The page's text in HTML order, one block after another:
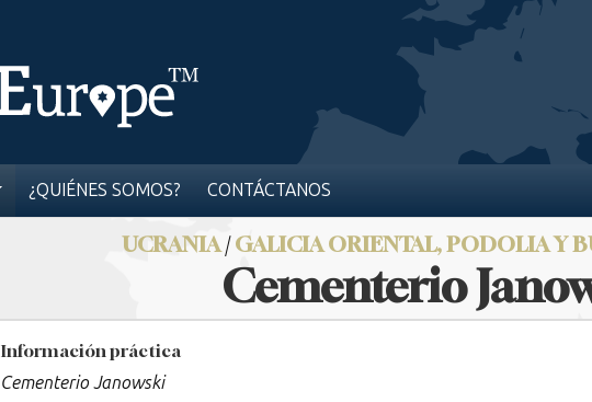
¿QUIÉNES SOMOS? CONTÁCTANOS
UCRANIA/GALICIA ORIENTAL, PODOLIA Y
Cementerio
Información práctica
Cementerio Janowski